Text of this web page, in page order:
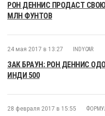
РОН ДЕННИС ПРОДАСТ СВОЮ
МЛН ФУНТОВ
24 мая 2017 в 13:27 INDYCAR
ЗАК БРАУН: РОН ДЕННИС
ИНДИ 500
28 февраля 2017 в 15:55